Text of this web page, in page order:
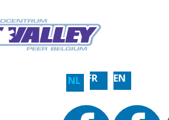
EN
FR
NL